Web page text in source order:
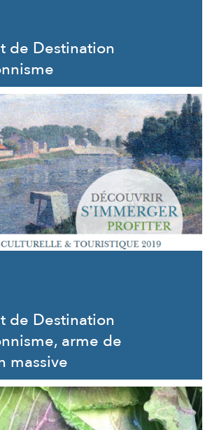
de Destination
de Destination
arme de
massive